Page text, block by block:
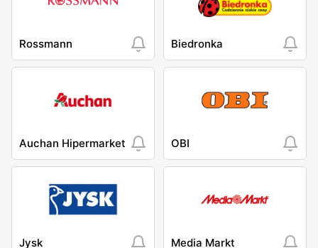
Rossmann Biedronka
Auchan Hipermarket OBI
Jysk Media Markt